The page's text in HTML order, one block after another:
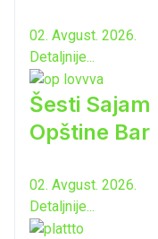
02. Avgust. 2026.
Detaljnije...
Šesti
Opštine Bar
02. Avgust. 2026.
Detaljnije...